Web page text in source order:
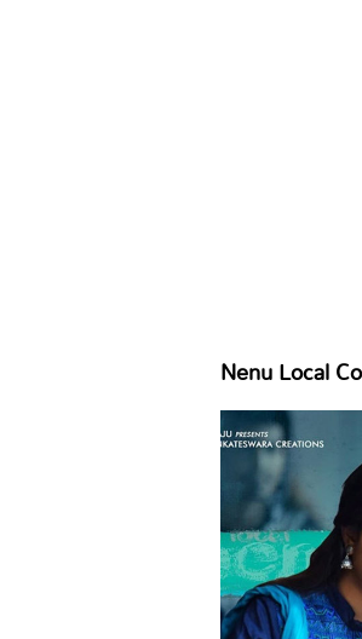
Nenu Local